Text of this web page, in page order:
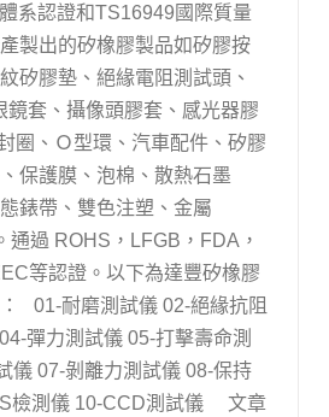
系認證和TS16949國際質量
製出的矽橡膠製品如矽膠按
矽膠墊、絕緣電阻測試頭、
鏡套、攝像頭膠套、感光器膠
圈、Ｏ型環、汽車配件、矽膠
保護膜、泡棉、散熱石墨
錶帶、雙色注塑、金屬
通過 ROHS，LFGB，FDA，
等認證。以下為達豐矽橡膠
01-耐磨測試儀 02-絕緣抗阻
彈力測試儀 05-打擊壽命測
儀 07-剝離力測試儀 08-保持
檢測儀 10-CCD測試儀 文章